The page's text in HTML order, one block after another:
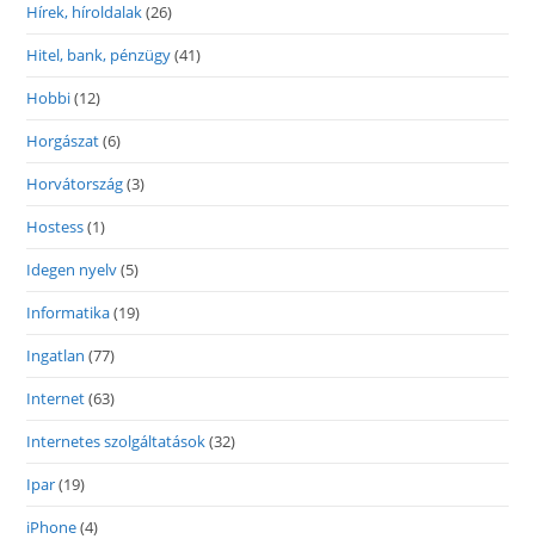
Hírek, híroldalak(26)
Hitel, bank, pénzügy(41)
Hobbi(12)
Horgászat(6)
Horvátország(3)
Hostess(1)
Idegen nyelv(5)
Informatika(19)
Ingatlan (77)
Internet(63)
Internetes szolgáltatások(32)
Ipar(19)
iPhone(4)